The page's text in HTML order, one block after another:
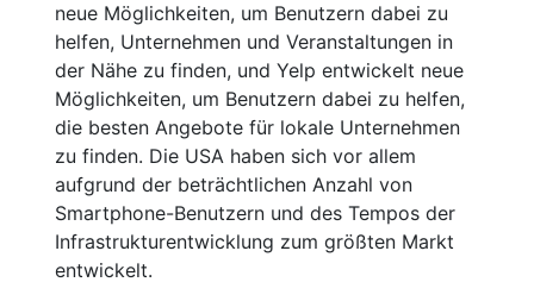
neue Möglichkeiten, um Benutzern dabei zu
helfen, Unternehmen und Veranstaltungen in
der Nähe zu finden, und Yelp entwickelt neue
Möglichkeiten, um Benutzern dabei zu helfen,
die besten Angebote für lokale Unternehmen
zu finden. Die USA haben sich vor allem
aufgrund der beträchtlichen Anzahl von
Smartphone-Benutzern und des Tempos der
Infrastrukturentwicklung zum größten Markt
entwickelt.